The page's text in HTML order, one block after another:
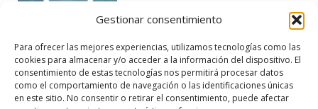
Gestionar consentimiento
Para ofrecer las mejores experiencias, utilizamos tecnologías como las
cookies para almacenar y/o acceder a la información del dispositivo. El
consentimiento de estas tecnologías nos permitirá procesar datos
como el comportamiento de navegación o las identificaciones únicas
en este sitio. No consentir o retirar el consentimiento, puede afectar
DESIREE MARTÍN